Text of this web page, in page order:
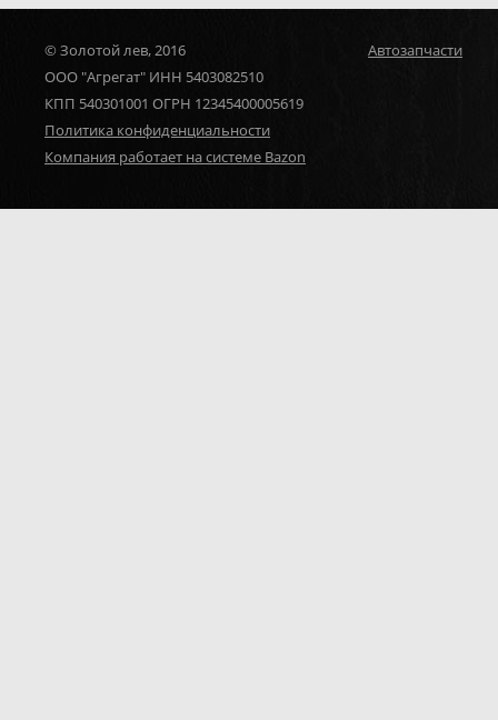
© Золотой лев, 2016
ООО "Агрегат" ИНН 5403082510
КПП 540301001 ОГРН 12345400005619
Политика конфиденциальности
Компания работает на системе Bazon
Автозапчасти